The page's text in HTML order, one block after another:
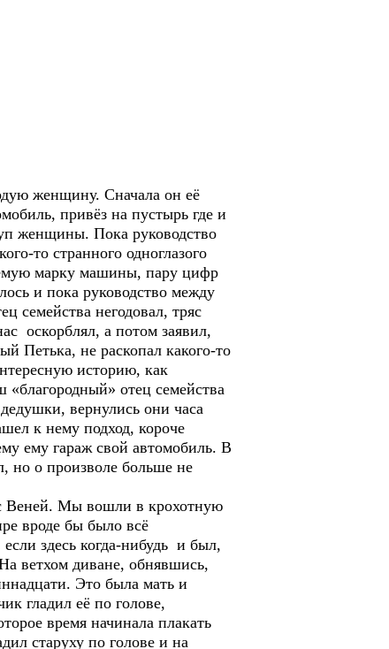
женщину. Сначала он её
привёз на пустырь где и
женщины. Пока руководство
то странного одноглазого
марку машины, пару цифр
и пока руководство между
семейства негодовал, тряс
оскорблял, а потом заявил,
Петька, не раскопал какого-то
историю, как
отец семейства
вернулись они часа
к нему подход, короче
ему гараж свой автомобиль. В
о произволе больше не
Веней. Мы вошли в крохотную
вроде бы было всё
здесь когда-нибудь и был,
ветхом диване, обнявшись,
Это была мать и
гладил её по голове,
время начинала плакать
старуху по голове и на